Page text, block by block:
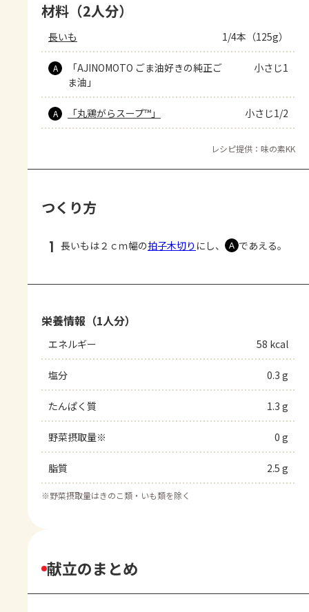
材料（2人分）
長いも 1/4本（125g）
A
「AJINOMOTO ごま油好きの純正ご
ま油」
小さじ1
A 「丸鶏がらスープ™」 小さじ1/2
レシピ提供：味の素KK
つくり方
1 長いもは２ｃｍ幅の拍子木切り にし、 Ａ であえる。
栄養情報（1人分）
エネルギー 58 kcal
塩分 0.3 g
たんぱく質 1.3 g
野菜摂取量※ 0 g
脂質 2.5 g
※野菜摂取量はきのこ類・いも類を除く
献立のまとめ